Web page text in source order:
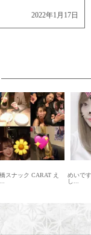
2022年1月17日
え
めいです♪♪ 久しぶりに更